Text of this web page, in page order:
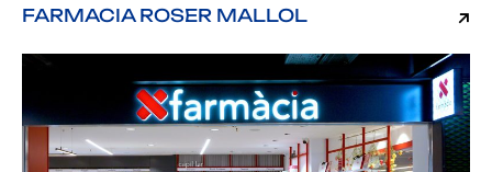
FARMACIA ROSER MALLOL